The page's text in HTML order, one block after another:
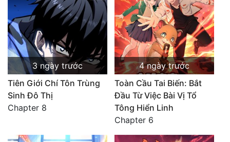
3 ngày trước
Tiên Giới Chí Tôn Trùng
Sinh Đô Thị
Chapter 8
4 ngày trước
Toàn Cầu Tai Biến: Bắt
Đầu Từ Việc Bài Vị Tổ
Tông Hiển Linh
Chapter 6